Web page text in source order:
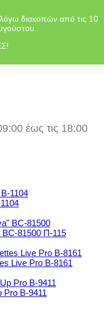
διακοπών από τις 10
έως τις 18:00
BC-81500 Π-115
Live Pro Β-8161
Pro Β-9411